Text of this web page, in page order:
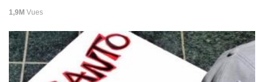
1,9M Vues